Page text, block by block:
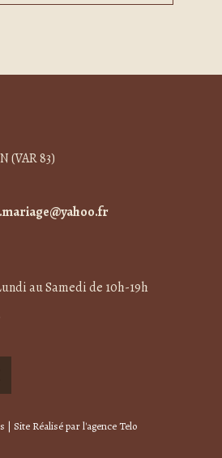
(VAR 83)
au Samedi de 10h-19h
| Site Réalisé parl'agence Telo